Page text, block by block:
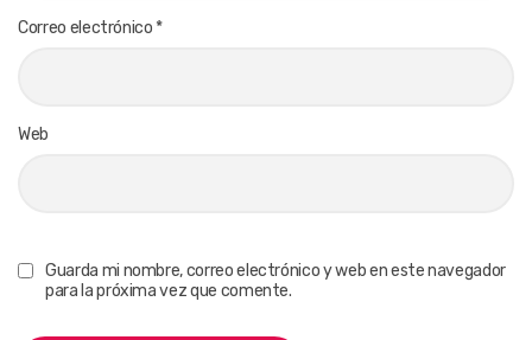
Correo electrónico *
Web
Guarda mi nombre, correo electrónico y web en este navegador
para la próxima vez que comente.